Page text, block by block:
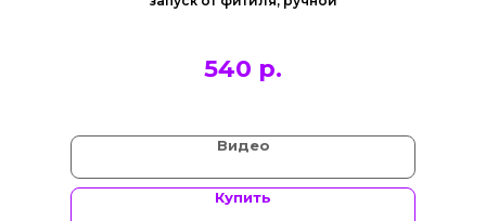
540 р.
Видео
Купить